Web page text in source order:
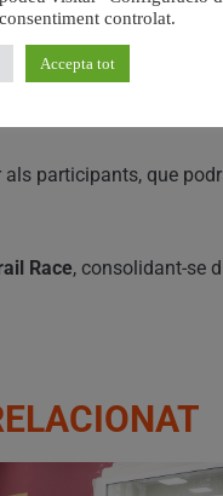
i un perfil divertit però
el ritme.
als participants, que
Race, consolidant-se
controlat.
Accepta tot